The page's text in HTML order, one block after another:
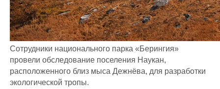
Сотрудники национального парка «Берингия»
провели обследование поселения Наукан,
расположенного близ мыса Дежнёва, для разработки
экологической тропы.